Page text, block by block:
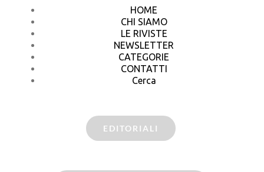
HOME
CHI SIAMO
LE RIVISTE
NEWSLETTER
CATEGORIE
CONTATTI
Cerca
EDITORIALI